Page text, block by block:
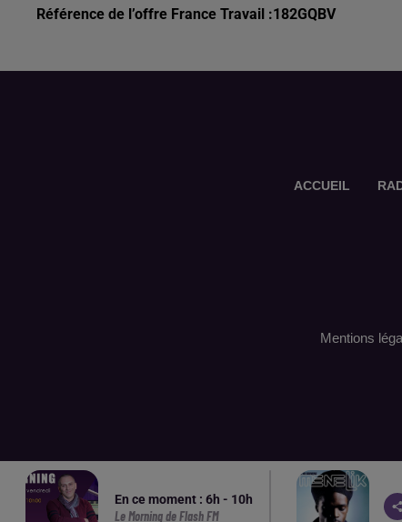
Référence de l’offre France Travail :182GQBV
ACCUEIL
En ce moment : 6h - 10h
Le Morning de Flash FM
Mentions